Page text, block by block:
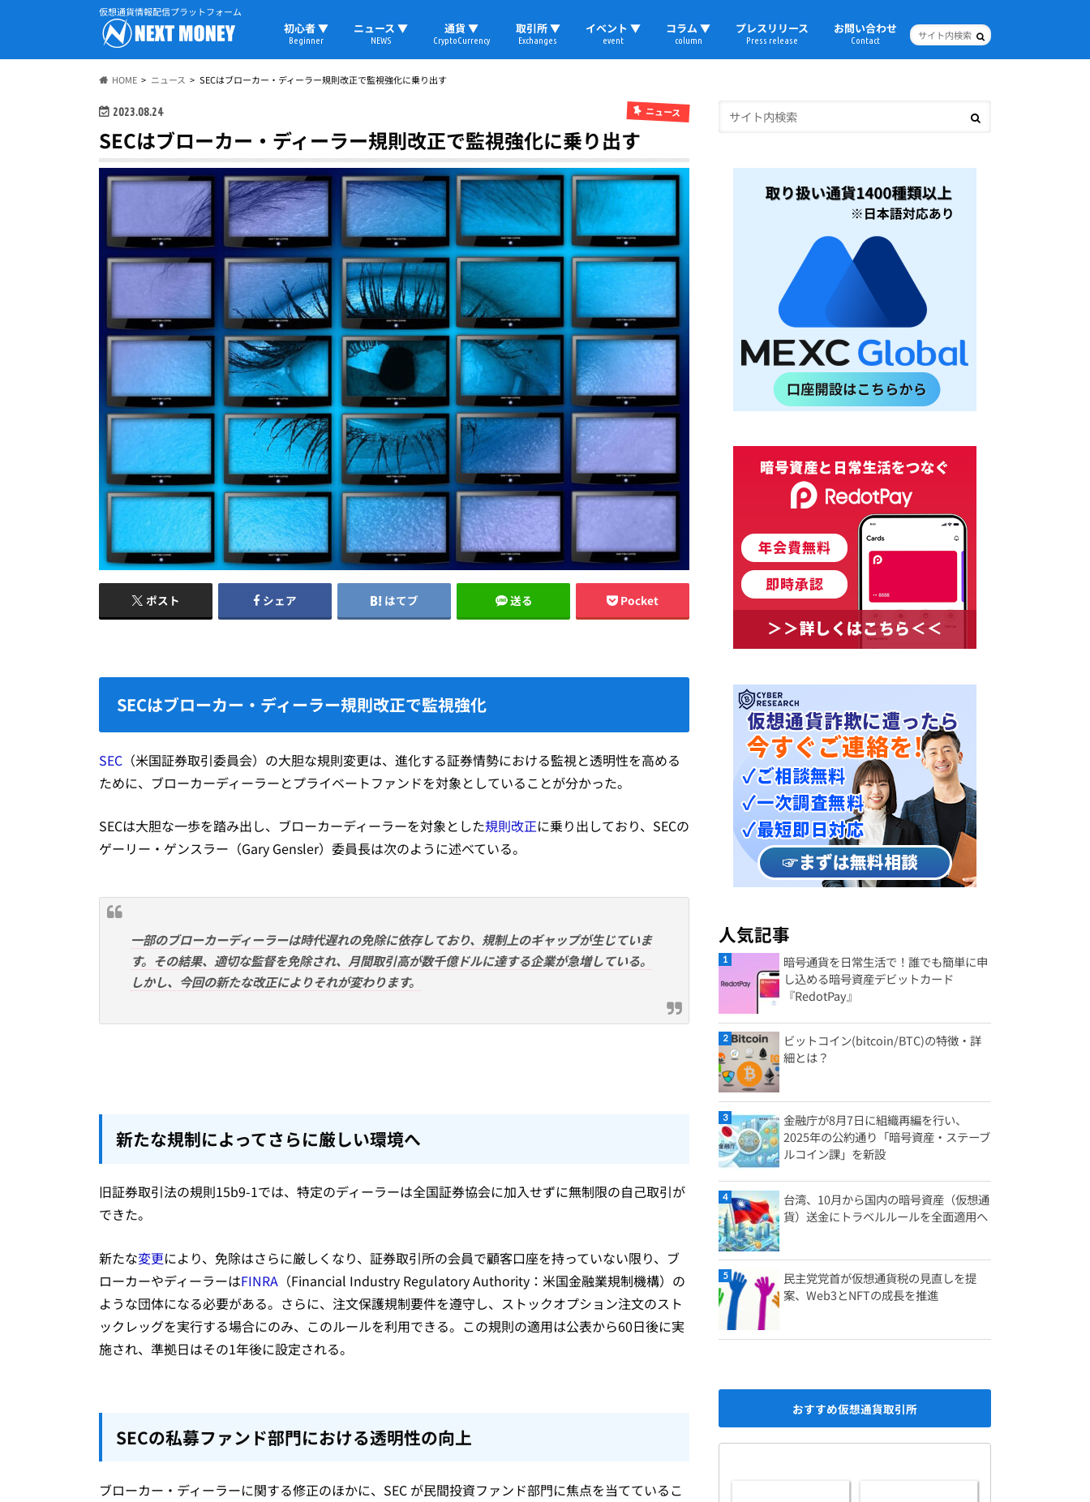
仮想通貨情報配信プラットフォーム
初心者 ▼
Beginner
ニュース ▼
NEWS
通貨 ▼
CryptoCurrency
取引所 ▼
Exchanges
イベント ▼
event
コラム ▼
column
プレスリリース
Press release
お問い合わせ
Contact
HOME ニュース SECはブローカー・ディーラー規則改正で監視強化に乗り出す
2023.08.24 ニュース
SECはブローカー・ディーラー規則改正で監視強化に乗り出す
ポスト シェア はてブ 送る Pocket
SECはブローカー・ディーラー規則改正で監視強化
SEC （米国証券取引委員会）の大胆な規則変更は、進化する証券情勢における監視と透明性を高める
ために、ブローカーディーラーとプライベートファンドを対象としていることが分かった。
SECは大胆な一歩を踏み出し、ブローカーディーラーを対象とした規則改正に乗り出しており、SECの
ゲーリー・ゲンスラー（Gary Gensler）委員長は次のように述べている。
一部のブローカーディーラーは時代遅れの免除に依存しており、規制上のギャップが生じていま
す。その結果、適切な監督を免除され、月間取引高が数千億ドルに達する企業が急増している。
しかし、今回の新たな改正によりそれが変わります。
新たな規制によってさらに厳しい環境へ
旧証券取引法の規則15b9-1では、特定のディーラーは全国証券協会に加入せずに無制限の自己取引が
できた。
新たな変更により、免除はさらに厳しくなり、証券取引所の会員で顧客口座を持っていない限り、ブ
ローカーやディーラーはFINRA （Financial Industry Regulatory Authority：米国金融業規制機構）の
ような団体になる必要がある。さらに、注文保護規制要件を遵守し、ストックオプション注文のスト
ックレッグを実行する場合にのみ、このルールを利用できる。この規則の適用は公表から60日後に実
施され、準拠日はその1年後に設定される。
SECの私募ファンド部門における透明性の向上
ブローカー・ディーラーに関する修正のほかに、SEC が民間投資ファンド部門に焦点を当てているこ
人気記事
暗号通貨を日常生活で！誰でも簡単に申
し込める暗号資産デビットカード
『RedotPay』
ビットコイン(bitcoin/BTC)の特徴・詳
細とは？
金融庁が8月7日に組織再編を行い、
2025年の公約通り「暗号資産・ステーブ
ルコイン課」を新設
台湾、10月から国内の暗号資産（仮想通
貨）送金にトラベルルールを全面適用へ
民主党党首が仮想通貨税の見直しを提
案、Web3とNFTの成長を推進
おすすめ仮想通貨取引所